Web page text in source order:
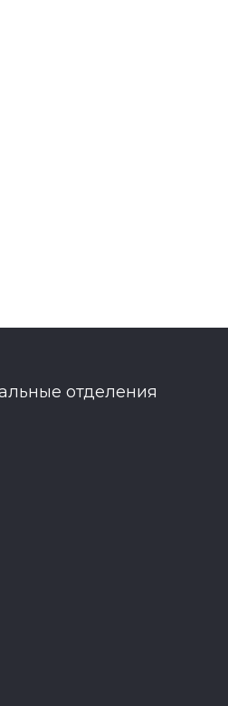
отделения